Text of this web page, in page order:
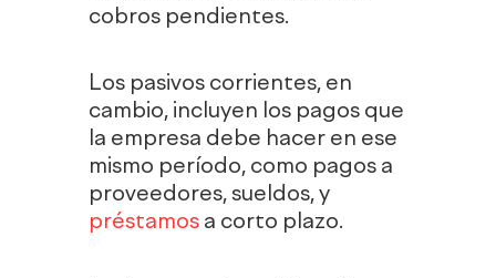
cobros pendientes.
Los pasivos corrientes, en
cambio, incluyen los pagos que
la empresa debe hacer en ese
mismo período, como pagos a
proveedores, sueldos, y
préstamos a corto plazo.